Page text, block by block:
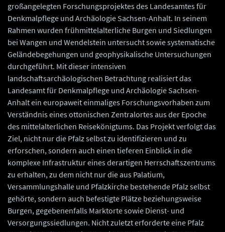
großangelegten Forschungsprojektes des Landesamtes für
Denkmalpflege und Archäologie Sachsen-Anhalt. In seinem
Rahmen wurden frühmittelalterliche Burgen und Siedlungen
bei Wangen und Wendelstein untersucht sowie systematische
Geländebegehungen und geophysikalische Untersuchungen
durchgeführt. Mit dieser intensiven
landschaftsarchäologischen Betrachtung realisiert das
Landesamt für Denkmalpflege und Archäologie Sachsen-
Anhalt ein europaweit einmaliges Forschungsvorhaben zum
Verständnis eines ottonischen Zentralortes aus der Epoche
des mittelalterlichen Reisekönigtums. Das Projekt verfolgt das
Ziel, nicht nur die Pfalz selbst zu identifizieren und zu
erforschen, sondern auch einen tieferen Einblick in die
komplexe Infrastruktur eines derartigen Herrschaftszentrums
zu erhalten, zu dem nicht nur die aus Palatium,
Versammlungshalle und Pfalzkirche bestehende Pfalz selbst
gehörte, sondern auch befestigte Plätze beziehungsweise
Burgen, gegebenenfalls Marktorte sowie Dienst- und
Versorgungssiedlungen. Nicht zuletzt erforderte eine Pfalz